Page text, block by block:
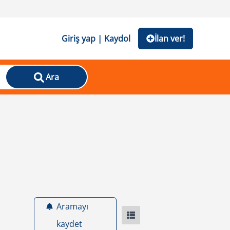
Giriş yap | Kaydol İlan ver!
Ara
Aramayı
kaydet